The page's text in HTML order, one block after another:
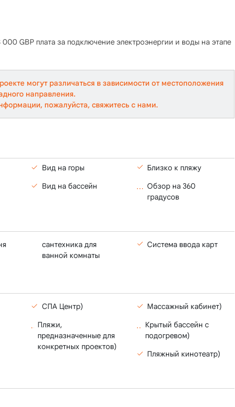
GBP плата за подключение электроэнергии и воды на этапе
могут различаться в зависимости от местоположения
направления.
пожалуйста, свяжитесь с нами.
Вид на горы
Вид на бассейн
Близко к пляжу
Обзор на 360
градусов
сантехника для
ванной комнаты
Система ввода карт
СПА Центр)
Пляжи,
предназначенные для
конкретных проектов)
Массажный кабинет)
Крытый бассейн с
подогревом)
Пляжный кинотеатр)